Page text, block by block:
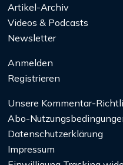
Artikel-Archiv
Videos & Podcasts
Newsletter
Anmelden
Registrieren
Unsere Kommentar-
Abo-
Datenschutzerklärung
Impressum